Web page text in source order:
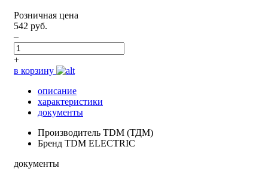
Розничная цена
542 руб.
–
+
в корзину
описание
характеристики
документы
Производитель TDM (ТДМ)
Бренд TDM ELECTRIC
документы